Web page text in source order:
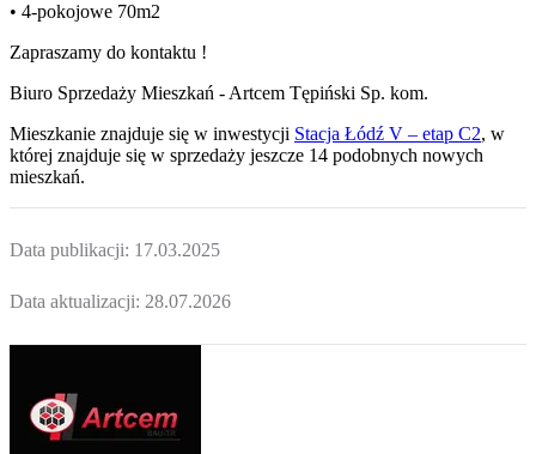
• 4-pokojowe 70m2
Zapraszamy do kontaktu !
Biuro Sprzedaży Mieszkań - Artcem Tępiński Sp. kom.
Mieszkanie znajduje się w inwestycji Stacja Łódź V – etap C2, w
której znajduje się w sprzedaży jeszcze 14 podobnych nowych
mieszkań.
Data publikacji: 17.03.2025
Data aktualizacji: 28.07.2026